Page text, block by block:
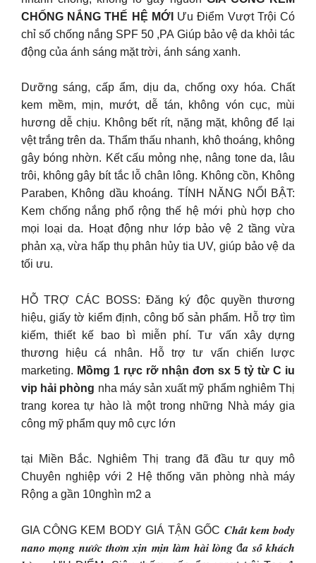
CHỐNG NẮNG THẾ HỆ MỚI Ưu Điểm Vượt Trội Có
chỉ số chống nắng SPF 50 ,PA Giúp bảo vệ da khỏi tác
động của ánh sáng mặt trời, ánh sáng xanh.
Dưỡng sáng, cấp ẩm, dịu da, chống oxy hóa. Chất
kem mềm, mịn, mướt, dễ tán, không vón cục, mùi
hương dễ chịu. Không bết rít, nặng mặt, không để lại
vệt trắng trên da. Thẩm thấu nhanh, khô thoáng, không
gây bóng nhờn. Kết cấu mỏng nhẹ, nâng tone da, lâu
trôi, không gây bít tắc lỗ chân lông. Không cồn, Không
Paraben, Không dầu khoáng. TÍNH NĂNG NỔI BẬT:
Kem chống nắng phổ rộng thế hệ mới phù hợp cho
mọi loại da. Hoạt động như lớp bảo vệ 2 tầng vừa
phản xạ, vừa hấp thụ phân hủy tia UV, giúp bảo vệ da
tối ưu.
HỖ TRỢ CÁC BOSS: Đăng ký độc quyền thương
hiệu, giấy tờ kiểm định, công bố sản phẩm. Hỗ trợ tìm
kiếm, thiết kế bao bì miễn phí. Tư vấn xây dựng
thương hiệu cá nhân. Hỗ trợ tư vấn chiến lược
marketing. Mồmg 1 rực rỡ nhận đơn sx 5 tỷ từ C iu
vip hải phòng nha máy sản xuất mỹ phẩm nghiêm Thị
trang korea tự hào là một trong những Nhà máy gia
công mỹ phẩm quy mô cực lớn
tại Miền Bắc. Nghiêm Thị trang đã đầu tư quy mô
Chuyên nghiệp với 2 Hệ thống văn phòng nhà máy
Rộng a gần 10nghìn m2 a
GIA CÔNG KEM BODY GIÁ TẬN GỐC 𝑪𝒉𝒂̂́𝒕 𝒌𝒆𝒎 𝒃𝒐𝒅𝒚
𝒏𝒂𝒏𝒐 𝒎𝒐̣𝒏𝒈 𝒏𝒖̛𝒐̛́𝒄 𝒕𝒉𝒐̛𝒎 𝒙𝒊̣𝒏 𝒎𝒊̣𝒏 𝒍𝒂̀𝒎 𝒉𝒂̀𝒊 𝒍𝒐̀𝒏𝒈 đ𝒂 𝒔𝒐̂́ 𝒌𝒉𝒂́𝒄𝒉